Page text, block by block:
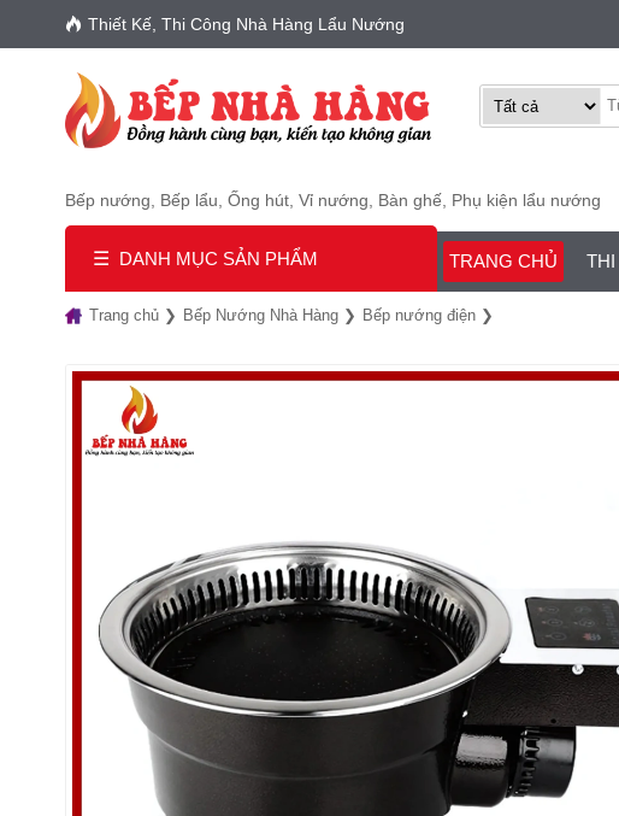
Thiết Kế, Thi Công Nhà Hàng Lẩu Nướng
Bếp nướng, Bếp lẩu, Ống hút, Vỉ nướng, Bàn ghế, Phụ kiện lẩu nướng
☰ DANH MỤC SẢN PHẨM TRANG CHỦ
Trang chủ Bếp Nướng Nhà Hàng Bếp nướng điện